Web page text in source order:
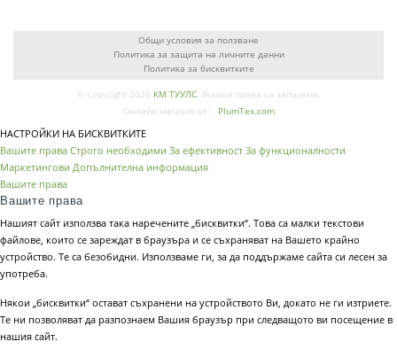
Общи условия за ползване
Политика за защита на личните данни
Политика за бисквитките
© Copyright 2026 КМ ТУУЛС. Всички права са запазени.
Онлайн магазин от:
PlumTex.com
НАСТРОЙКИ НА БИСКВИТКИТЕ
Вашите права Строго необходими За ефективност За функционалности
Маркетингови Допълнителна информация
Вашите права
Вашите права
Нашият сайт използва така наречените „бисквитки“. Това са малки текстови
файлове, които се зареждат в браузъра и се съхраняват на Вашето крайно
устройство. Те са безобидни. Използваме ги, за да поддържаме сайта си лесен за
употреба.
Някои „бисквитки“ остават съхранени на устройството Ви, докато не ги изтриете.
Те ни позволяват да разпознаем Вашия браузър при следващото ви посещение в
нашия сайт.